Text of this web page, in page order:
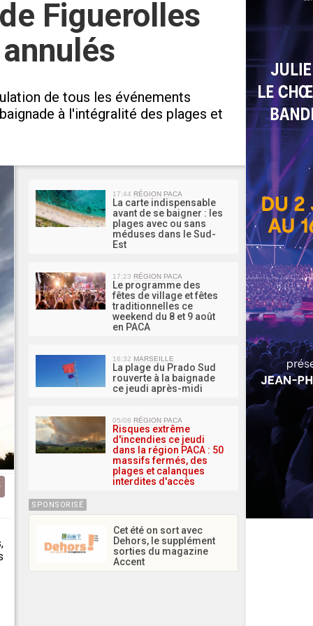
Figuerolles
de tous les événements
à l'intégralité des plages et
MA
17:44 RÉGION PACA
La carte indispensable
avant de se baigner : les
plages avec ou sans
méduses dans le Sud-
Est
17:23 RÉGION PACA
Le programme des
fêtes de village et fêtes
traditionnelles ce
weekend du 8 et 9 août
en PACA
16:32 MARSEILLE
La plage du Prado Sud
rouverte à la baignade
ce jeudi après-midi
05/08 RÉGION PACA
Risques extrême
d'incendies ce jeudi
dans la région PACA : 50
massifs fermés, des
plages et calanques
interdites d'accès
SPONSORISÉ
Cet été on sort avec
Dehors, le supplément
sorties du magazine
Accent